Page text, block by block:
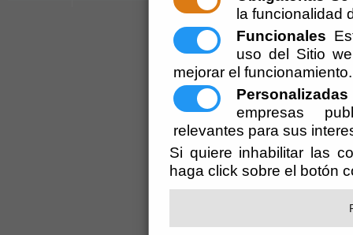
la funcionalidad
Funcionales
uso del Sitio
mejorar el funcionamiento.
Personalizadas
empresas
relevantes para sus
Si quiere inhabilitar las
haga click sobre el botón
Ayuntamiento
Administración-e
Partaloa
Cultura
Guias